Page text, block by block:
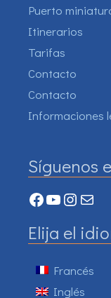
Puerto
Itinerarios
Tarifas
Contacto
Contacto
Informaciones
Síguenos
Facebook
YouTube
Mail
Elija el
Francés
Inglés